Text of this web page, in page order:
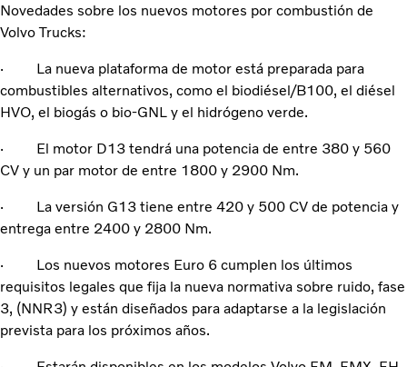
Novedades sobre los nuevos motores por combustión de
Volvo Trucks:
· La nueva plataforma de motor está preparada para
combustibles alternativos, como el biodiésel/B100, el diésel
HVO, el biogás o bio-GNL y el hidrógeno verde.
· El motor D13 tendrá una potencia de entre 380 y 560
CV y un par motor de entre 1800 y 2900 Nm.
· La versión G13 tiene entre 420 y 500 CV de potencia y
entrega entre 2400 y 2800 Nm.
· Los nuevos motores Euro 6 cumplen los últimos
requisitos legales que fija la nueva normativa sobre ruido, fase
3, (NNR3) y están diseñados para adaptarse a la legislación
prevista para los próximos años.